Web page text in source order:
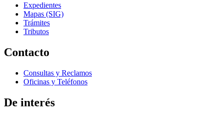
Expedientes
Mapas (SIG)
Trámites
Tributos
Contacto
Consultas y Reclamos
Oficinas y Teléfonos
De interés